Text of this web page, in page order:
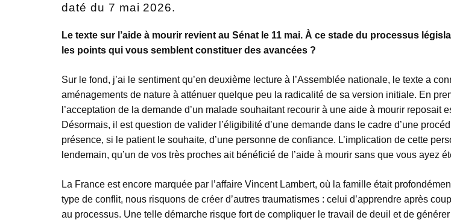
daté du 7 mai 2026.
Le texte sur l’aide à mourir revient au Sénat le 11 mai. À ce stade du processus
les points qui vous semblent constituer des avancées ?
Sur le fond, j’ai le sentiment qu’en deuxième lecture à l’Assemblée nationale, le texte a
aménagements de nature à atténuer quelque peu la radicalité de sa version initiale. En
l’acceptation de la demande d’un malade souhaitant recourir à une aide à mourir
Désormais, il est question de valider l’éligibilité d’une demande dans le cadre d’une
présence, si le patient le souhaite, d’une personne de confiance. L’implication de cette
lendemain, qu’un de vos très proches ait bénéficié de l’aide à mourir sans que vous ayez
La France est encore marquée par l’affaire Vincent Lambert, où la famille était
type de conflit, nous risquons de créer d’autres traumatismes : celui d’apprendre après
au processus. Une telle démarche risque fort de compliquer le travail de deuil et de